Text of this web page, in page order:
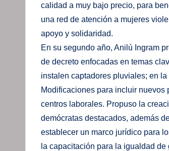
calidad a muy bajo precio, para
una red de atención a mujeres
apoyo y solidaridad.
En su segundo año, Anilú Ingram
de decreto enfocadas en temas
instalen captadores pluviales; en
Modificaciones para incluir
centros laborales. Propuso la
demócratas destacados, además
establecer un marco jurídico para
la capacitación para la igualdad de